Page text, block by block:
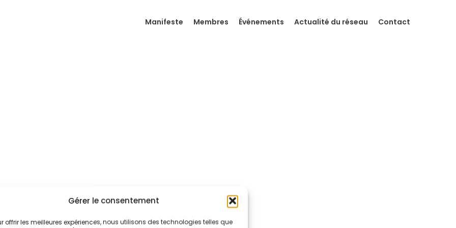
Gérer le consentement
offrir les meilleures expériences, nous utilisons des technologies telles que
Manifeste Membres Événements Actualité du réseau Contact